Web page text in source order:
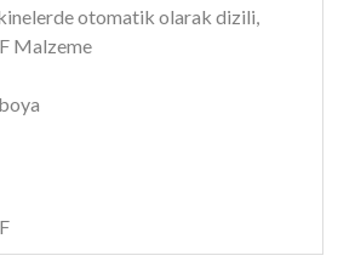
otomatik olarak dizili,
Malzeme